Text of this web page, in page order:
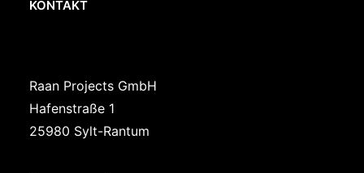
KONTAKT
Raan Projects GmbH
Hafenstraße 1
25980 Sylt-Rantum